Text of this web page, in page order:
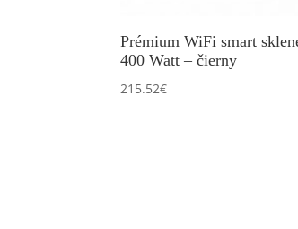
Prémium WiFi smart
400 Watt – čierny
215.52€